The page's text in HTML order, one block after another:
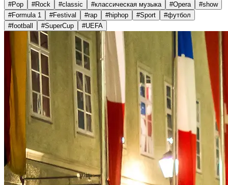
#Pop #Rock #classic #классическая музыка #Opera #show
#Formula 1 #Festival #rap #hiphop #Sport #футбол
#football #SuperCup #UEFA